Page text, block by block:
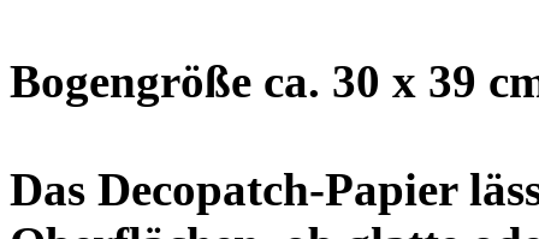
Bogengröße ca. 30 x 39
Das Decopatch-Papier